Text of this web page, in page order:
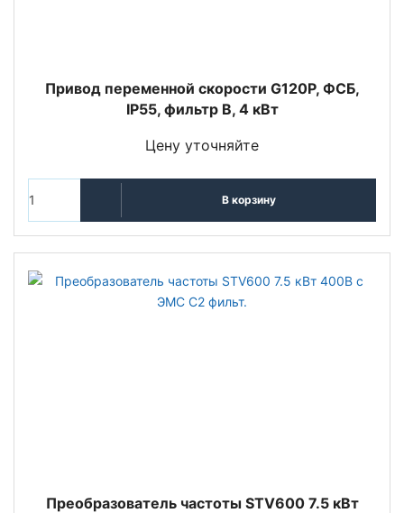
Привод переменной скорости G120P, ФСБ,
IP55, фильтр B, 4 кВт
Цену уточняйте
В корзину
Преобразователь частоты STV600 7.5 кВт